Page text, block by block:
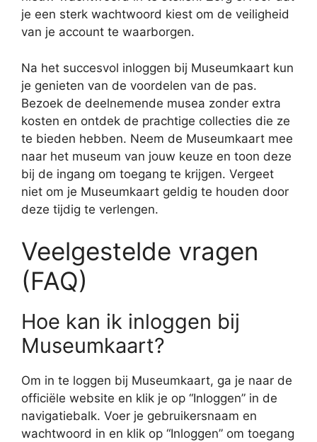
je een sterk wachtwoord kiest om de veiligheid
van je account te waarborgen.
Na het succesvol inloggen bij Museumkaart kun
je genieten van de voordelen van de pas.
Bezoek de deelnemende musea zonder extra
kosten en ontdek de prachtige collecties die ze
te bieden hebben. Neem de Museumkaart mee
naar het museum van jouw keuze en toon deze
bij de ingang om toegang te krijgen. Vergeet
niet om je Museumkaart geldig te houden door
deze tijdig te verlengen.
Veelgestelde vragen
(FAQ)
Hoe kan ik inloggen bij
Museumkaart?
Om in te loggen bij Museumkaart, ga je naar de
officiële website en klik je op “Inloggen” in de
navigatiebalk. Voer je gebruikersnaam en
wachtwoord in en klik op “Inloggen” om toegang